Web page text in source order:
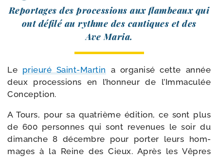
Reportages des pro­ces­sions aux flam­beaux qui
ont défi­lé au rythme des can­tiques et des
Ave Maria.
Le prieu­ré Saint-​Martina orga­ni­sé cette année
deux pro­ces­sions en l’honneur de l’Immaculée
Conception.
A Tours, pour sa qua­trième édi­tion, ce sont plus
de 600 per­sonnes qui sont reve­nues le soir du
dimanche 8 décembre pour por­ter leurs hom­
mages à la Reine des Cieux. Après les Vêpres